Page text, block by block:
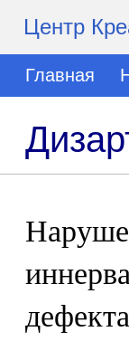
Центр
Главная